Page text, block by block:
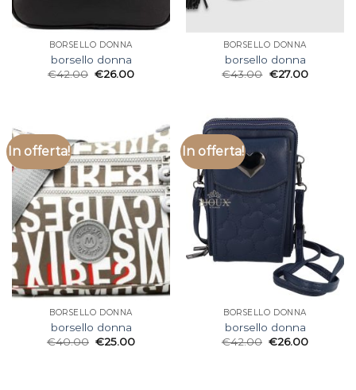
BORSELLO DONNA
borsello donna
€42.00 €26.00
BORSELLO DONNA
borsello donna
€43.00 €27.00
In offerta!
BORSELLO DONNA
borsello donna
€40.00 €25.00
In offerta!
BORSELLO DONNA
borsello donna
€42.00 €26.00